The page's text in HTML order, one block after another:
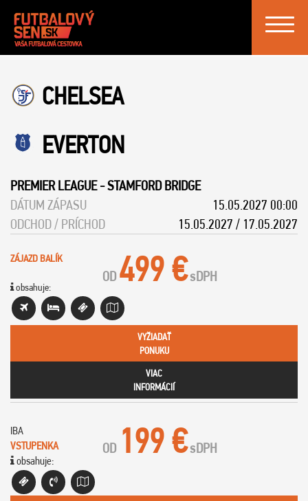
Toggle
CHELSEA
EVERTON
PREMIER LEAGUE-STAMFORD BRIDGE
DÁTUM ZÁPASU
15.05.2027 00:00
ODCHOD / PRÍCHOD
15.05.2027 / 17.05.2027
ZÁJAZD BALÍK
obsahuje:
OD 499 €sDPH
VYŽIADAŤ
PONUKU
VIAC
INFORMÁCIÍ
IBA
VSTUPENKA
obsahuje:
OD 199 €sDPH